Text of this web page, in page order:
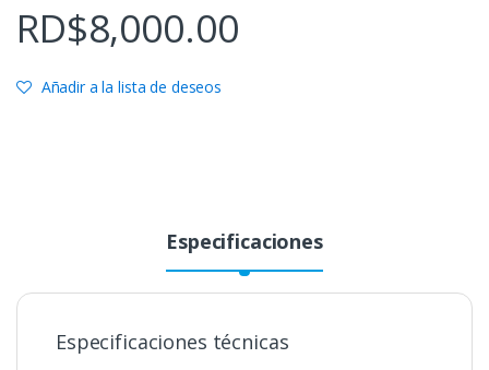
RD$8,000.00
Añadir a la lista de deseos
Especificaciones
Especificaciones técnicas